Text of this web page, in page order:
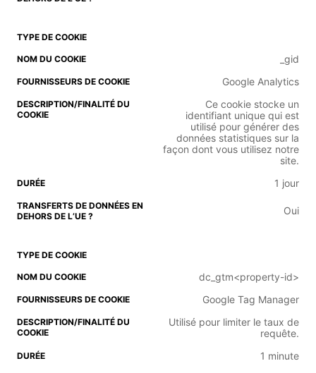
_gid
Google Analytics
Ce cookie stocke un
identifiant unique qui est
utilisé pour générer des
données statistiques sur la
façon dont vous utilisez notre
site.
1 jour
Oui
dc_gtm<property-id>
Google Tag Manager
Utilisé pour limiter le taux de
requête.
1 minute